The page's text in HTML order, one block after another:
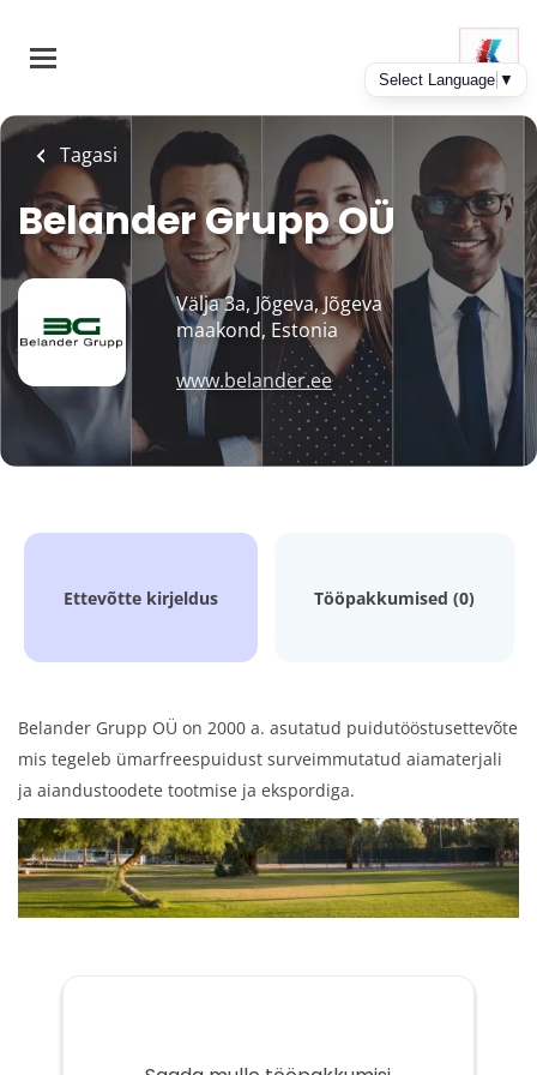
main
Tagasi
Belander Grupp OÜ
Välja 3a, Jõgeva, Jõgeva
maakond, Estonia
www.belander.ee
Ettevõtte kirjeldus Tööpakkumised (0)
Belander Grupp OÜ on 2000 a. asutatud puidutööstusettevõte
mis tegeleb ümarfreespuidust surveimmutatud aiamaterjali
ja aiandustoodete tootmise ja ekspordiga.